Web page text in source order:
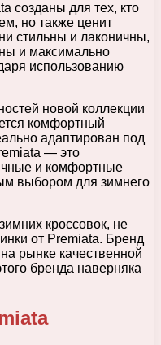
созданы для тех, кто
но также ценит
стильны и лаконичны,
и максимально
использованию
новой коллекции
комфортный
адаптирован под
— это
и комфортные
выбором для зимнего
кроссовок, не
от Premiata. Бренд
рынке качественной
бренда наверняка